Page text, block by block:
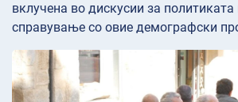
вклучена во дискусии за политиката
справување со овие демографски